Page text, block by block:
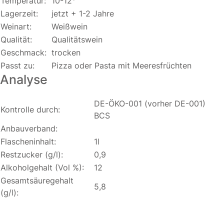
Lagerzeit:
jetzt + 1-2 Jahre
Weinart:
Weißwein
Qualität:
Qualitätswein
Geschmack: trocken
Passt zu:
Pizza oder Pasta mit Meeresfrüchten
Analyse
Kontrolle durch:
DE-ÖKO-001 (vorher DE-001)
BCS
Anbauverband:
Flascheninhalt:
1l
Restzucker (g/l):
0,9
Alkoholgehalt (Vol %):
12
Gesamtsäuregehalt
(g/l):
5,8